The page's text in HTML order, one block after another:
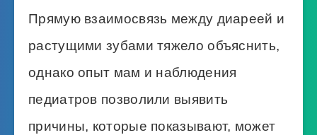
Прямую взаимосвязь между диареей и
растущими зубами тяжело объяснить,
однако опыт мам и наблюдения
педиатров позволили выявить
причины, которые показывают, может